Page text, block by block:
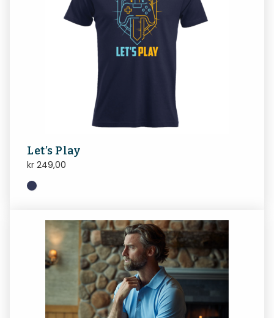
Let’s Play
kr 249,00